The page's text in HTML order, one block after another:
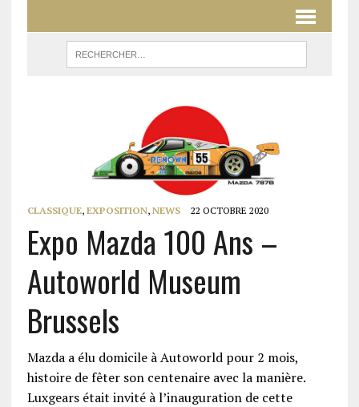
CLASSIQUE, EXPOSITION, NEWS 22 OCTOBRE 2020
Expo Mazda 100 Ans –
Autoworld Museum
Brussels
Mazda a élu domicile à Autoworld pour 2 mois,
histoire de fêter son centenaire avec la manière.
Luxgears était invité à l’inauguration de cette